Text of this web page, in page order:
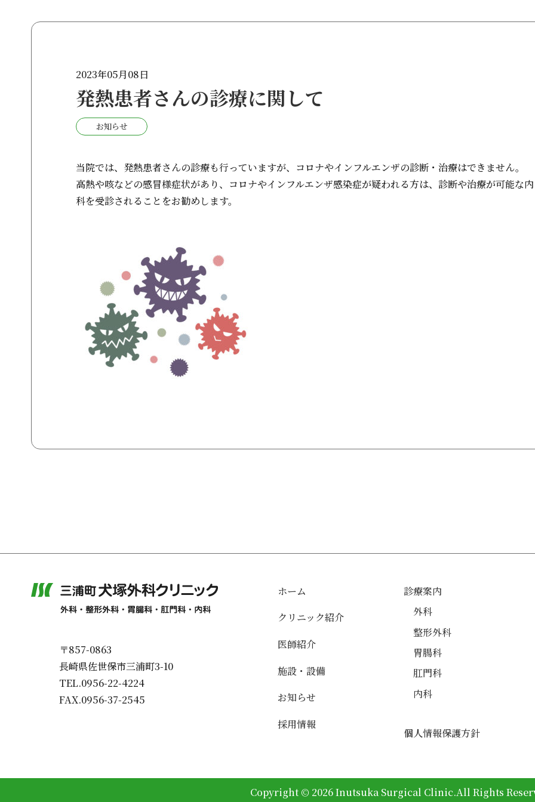
2023年05月08日
発熱患者さんの診療に関して
お知らせ
当院では、発熱患者さんの診療も行っていますが、コロナやインフルエンザの診断・治療はできません。
高熱や咳などの感冒様症状があり、コロナやインフルエンザ感染症が疑われる方は、診断や治療が可能な内
科を受診されることをお勧めします。
〒857-0863
長崎県佐世保市三浦町3-10
TEL.0956-22-4224
FAX.0956-37-2545
ホーム
クリニック紹介
医師紹介
施設・設備
お知らせ
採用情報
診療案内
外科
整形外科
胃腸科
肛門科
内科
個人情報保護方針
Copyright © 2026 Inutsuka Surgical Clinic.All Rights